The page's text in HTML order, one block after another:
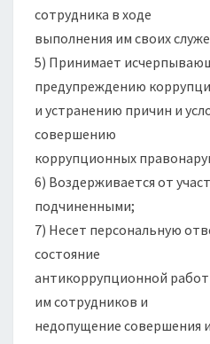
сотрудника в ходе
выполнения им своих
5) Принимает
предупреждению
и устранению причин и
совершению
коррупционных
6) Воздерживается от
подчиненными;
7) Несет персональную
состояние
антикоррупционной
им сотрудников и
недопущение совершения